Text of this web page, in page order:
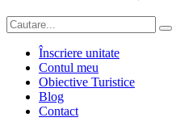
Înscriere unitate
Contul meu
Obiective Turistice
Blog
Contact